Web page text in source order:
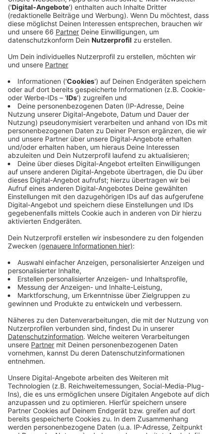
Inzidenz weiter unter 165 liegt.
Veröffentlicht:Freitag, 23.04.2021 05:35
Laut der Bundes-Notbremse müssen die Schulen erst
in den Distanzunterricht wechseln, wenn die Inzidenz
über 165 steigt. In Düsseldorf steigen aber vor allem
die Corona-Zahlen bei den unter 30-Jährigen immer
weiter an. Das hat Oberbürgermeister Stefan Keller im
Interview mit AD gesagt. Insgesamt haben sich diesen
Monat 2.548 Düsseldorfer mit dem Corona-Virus
infiziert, jeder Siebte davon wurde von den Schulen in
unserer Stadt gemeldet. Man beobachte die Lage
deshalb ganz genau, so OB Keller. Bisher habe es aber
nur vereinzelte Corona-Fälle an den Düsseldorfer
Schulen gegeben.
Weitere Infos
Anzeige
Wechselunterricht in Düsseldorf
Die aktuellen Corona-Zahlen der Stadt
Düsseldorfer Reaktionen zur Corona-Notbremse
Anzeige